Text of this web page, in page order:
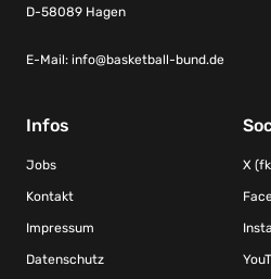
D-58089 Hagen
E-Mail: info@basketball-bund.de
Infos
Jobs
Kontakt
Impressum
Datenschutz
X